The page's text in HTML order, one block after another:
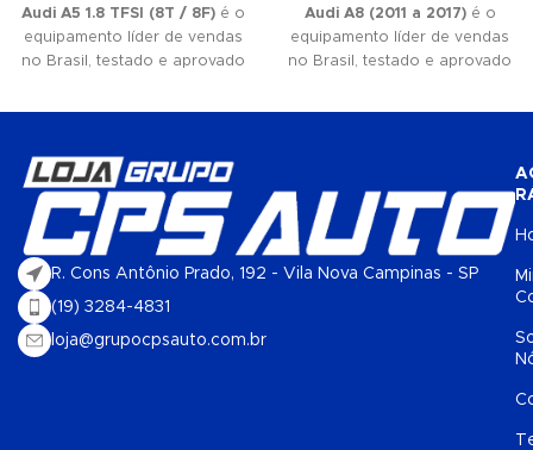
Audi A5 1.8 TFSI (8T / 8F) é o
equipamento líder de vendas
no Brasil, testado e aprovado
do mercado. Se você quer
One é a sua melhor escolha.
Não perca tempo e adquira já
o seu!
Audi A8 (2011 a 2017) é o
equipamento líder de vendas
no Brasil, testado e aprovado
do mercado. Se você quer
o seu!
R. Cons Antônio Prado, 192 - Vila Nova Campinas - SP
(19) 3284-4831
loja@grupocpsauto.com.br